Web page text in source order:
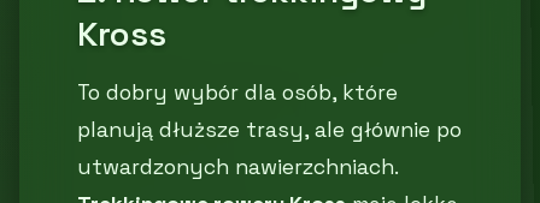
Kross
To dobry wybór dla osób, które
planują dłuższe trasy, ale głównie po
utwardzonych nawierzchniach.